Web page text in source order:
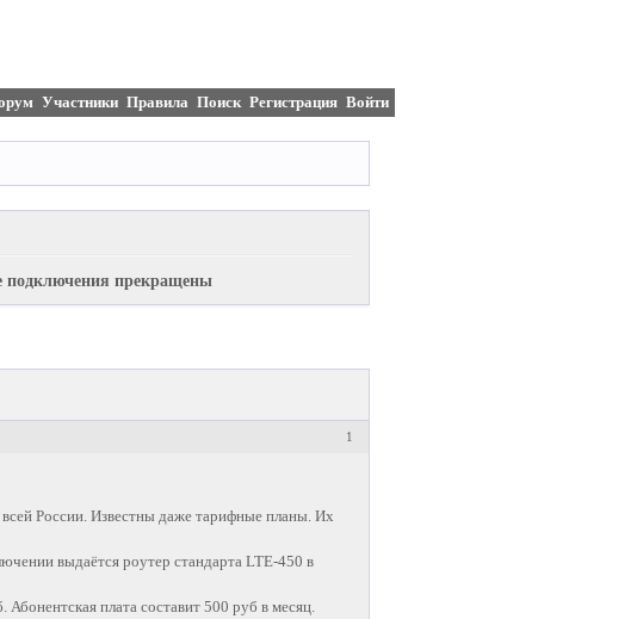
Участники Правила Поиск Регистрация Войти
подключения прекращены
1
России. Известны даже тарифные планы. Их
выдаётся роутер стандарта LTE-450 в
плата составит 500 руб в месяц.